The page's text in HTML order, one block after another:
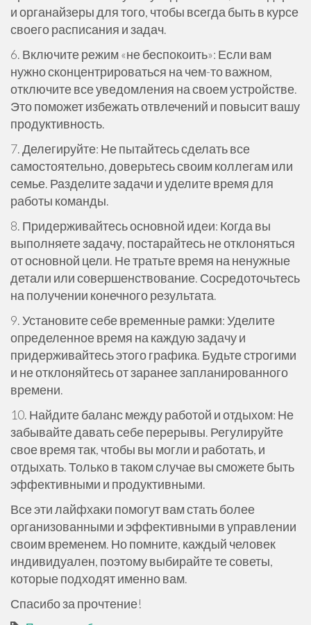
и органайзеры для того, чтобы всегда быть в курсе
своего расписания и задач.
6. Включите режим «не беспокоить»: Если вам
нужно сконцентрироваться на чем-то важном,
отключите все уведомления на своем устройстве.
Это поможет избежать отвлечений и повысит вашу
продуктивность.
7. Делегируйте: Не пытайтесь сделать все
самостоятельно, доверьтесь своим коллегам или
семье. Разделите задачи и уделите время для
работы команды.
8. Придерживайтесь основной идеи: Когда вы
выполняете задачу, постарайтесь не отклоняться
от основной цели. Не тратьте время на ненужные
детали или совершенствование. Сосредоточьтесь
на получении конечного результата.
9. Установите себе временные рамки: Уделите
определенное время на каждую задачу и
придерживайтесь этого графика. Будьте строгими
и не отклоняйтесь от заранее запланированного
времени.
10. Найдите баланс между работой и отдыхом: Не
забывайте давать себе перерывы. Регулируйте
свое время так, чтобы вы могли и работать, и
отдыхать. Только в таком случае вы сможете быть
эффективными и продуктивными.
Все эти лайфхаки помогут вам стать более
организованными и эффективными в управлении
своим временем. Но помните, каждый человек
индивидуален, поэтому выбирайте те советы,
которые подходят именно вам.
Спасибо за прочтение!